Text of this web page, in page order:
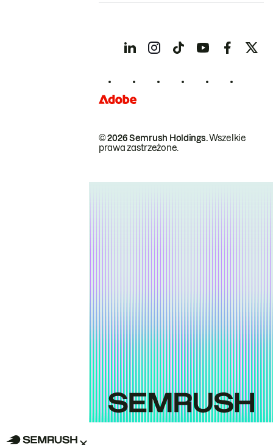
© 2026 Semrush Holdings.Wszelkie
prawa zastrzeżone.